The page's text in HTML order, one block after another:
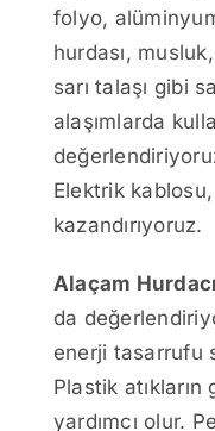
folyo,
hurdası,
sarı talaşı gibi
alaşımlarda
Elektrik
kazandırıyoruz.
Alaçam Hurdacı
da
enerji tasarrufu
Plastik
yardımcı olur.